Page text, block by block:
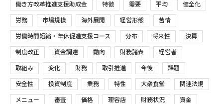
働き方改革推進支援助成金 特徴 需要 平均 健全化
労務 市場規模 海外展開 経営形態 苦情
労働時間短縮・年休促進支援コース 分布 将来性 決算
制度改正 資金調達 動向 財務諸表 経営者
取組み 変化 財務 取引推進 今後 課題
安全性 投資制度 業務 特性 大衆食堂 関連法規
メニュー 審査 価格 理容店 財務状況 資金